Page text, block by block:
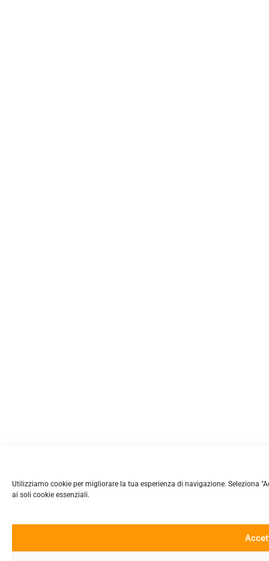
Utilizziamo cookie per migliorare la tua esperienza di navigazione. Seleziona
ai soli cookie essenziali.